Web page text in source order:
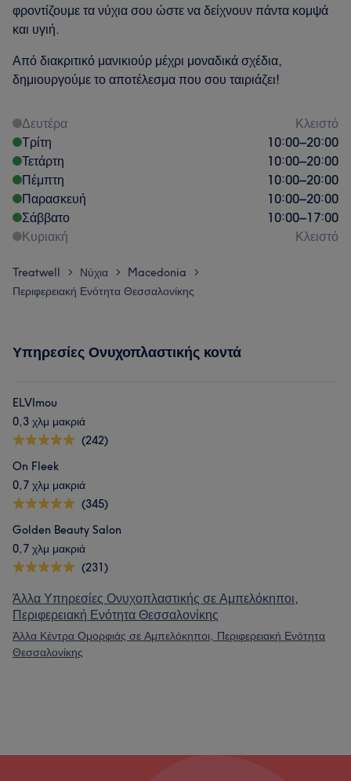
φροντίζουμε τα νύχια σου ώστε να δείχνουν πάντα κομψά
και υγιή.
Από διακριτικό μανικιούρ μέχρι μοναδικά σχέδια,
δημιουργούμε το αποτέλεσμα που σου ταιριάζει!
Δευτέρα
Κλειστό
Τρίτη
10:00–20:00
Τετάρτη
10:00–20:00
Πέμπτη
10:00–20:00
Παρασκευή
10:00–20:00
Σάββατο
10:00–17:00
Κυριακή
Κλειστό
Treatwell > Νύχια > Macedonia >
Περιφερειακή Ενότητα Θεσσαλονίκης
Υπηρεσίες Ονυχοπλαστικής κοντά
ELVImou
0,3 χλμ μακριά
(242)
On Fleek
0,7 χλμ μακριά
(345)
Golden Beauty Salon
0,7 χλμ μακριά
(231)
Άλλα Υπηρεσίες Ονυχοπλαστικής σε Αμπελόκηποι,
Περιφερειακή Ενότητα Θεσσαλονίκης
Άλλα Κέντρα Ομορφιάς σε Αμπελόκηποι, Περιφερειακή Ενότητα
Θεσσαλονίκης